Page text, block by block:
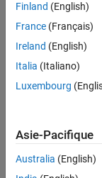
Finland (English)
France (Français)
Ireland (English)
Italia (Italiano)
Luxembourg
Asie-Pacifique
Australia (English)